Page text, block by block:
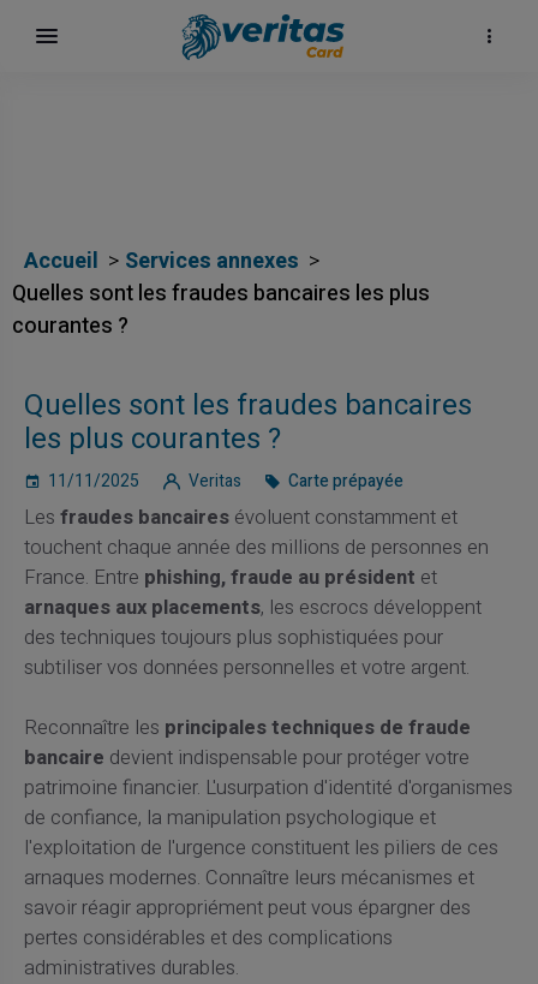
Accueil
Services annexes
Quelles sont les fraudes bancaires les plus
courantes ?
Quelles sont les fraudes bancaires
les plus courantes ?
11/11/2025 Veritas Carte prépayée
Les fraudes bancairesévoluent constamment et
touchent chaque année des millions de personnes en
France. Entre phishing, fraude au président et
arnaques aux placements, les escrocs développent
des techniques toujours plus sophistiquées pour
subtiliser vos données personnelles et votre argent.
Reconnaître les principales techniques de fraude
bancaire devient indispensable pour protéger votre
patrimoine financier. L'usurpation d'identité d'organismes
de confiance, la manipulation psychologique et
l'exploitation de l'urgence constituent les piliers de ces
arnaques modernes. Connaître leurs mécanismes et
savoir réagir appropriément peut vous épargner des
pertes considérables et des complications
administratives durables.